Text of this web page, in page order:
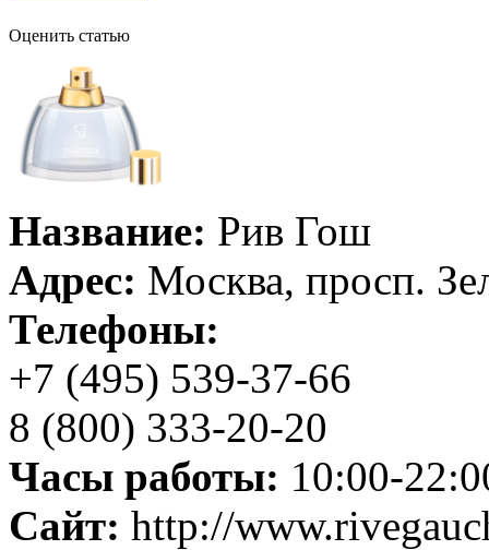
Оценить статью
Название: Рив Гош
Адрес: Москва, просп.
Телефоны:
+7 (495) 539-37-66
8 (800) 333-20-20
Часы работы: 10:00-
Сайт: http://